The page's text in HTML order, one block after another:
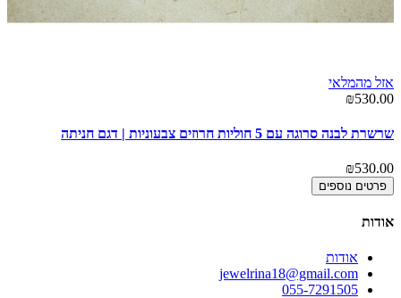
אזל מהמלאי
₪530.00
שרשרת לבנה סרוגה עם 5 חוליות חרוזים צבעוניות | דגם חניתה
₪530.00
פרטים נוספים
אודות
אודות
jewelrina18@gmail.com
055-7291505